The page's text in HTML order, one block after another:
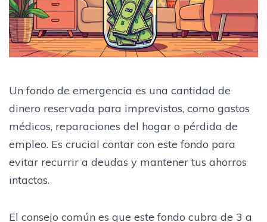
Un fondo de emergencia es una cantidad de
dinero reservada para imprevistos, como gastos
médicos, reparaciones del hogar o pérdida de
empleo. Es crucial contar con este fondo para
evitar recurrir a deudas y mantener tus ahorros
intactos.
El consejo común es que este fondo cubra de 3 a